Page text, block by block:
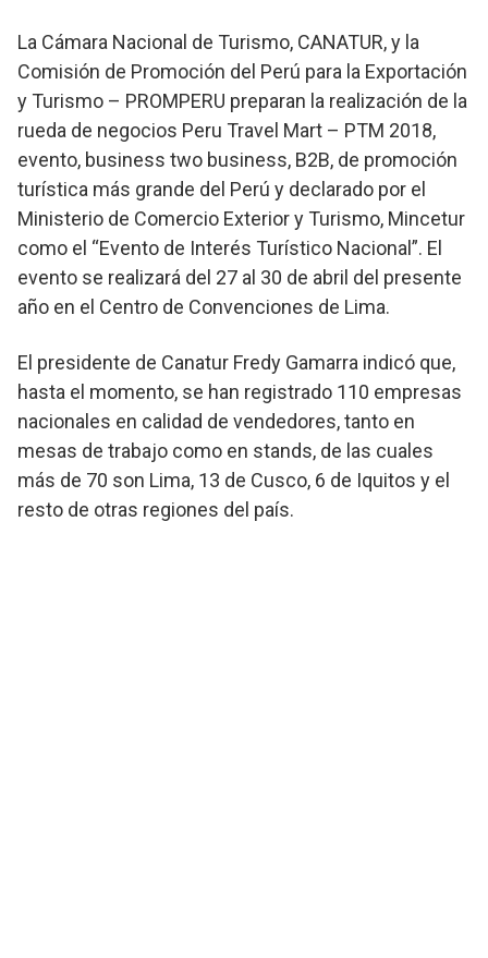
La Cámara Nacional de Turismo, CANATUR, y la
Comisión de Promoción del Perú para la Exportación
y Turismo – PROMPERU preparan la realización de la
rueda de negocios Peru Travel Mart – PTM 2018,
evento, business two business, B2B, de promoción
turística más grande del Perú y declarado por el
Ministerio de Comercio Exterior y Turismo, Mincetur
como el “Evento de Interés Turístico Nacional”. El
evento se realizará del 27 al 30 de abril del presente
año en el Centro de Convenciones de Lima.
El presidente de Canatur Fredy Gamarra indicó que,
hasta el momento, se han registrado 110 empresas
nacionales en calidad de vendedores, tanto en
mesas de trabajo como en stands, de las cuales
más de 70 son Lima, 13 de Cusco, 6 de Iquitos y el
resto de otras regiones del país.